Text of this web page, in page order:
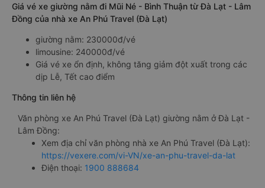
Giá vé xe giường nằm đi Mũi Né - Bình Thuận từ Đà Lạt - Lâm
Đồng của nhà xe An Phú Travel (Đà Lạt)
giường nằm: 230000đ/vé
limousine: 240000đ/vé
Giá vé xe ổn định, không tăng giảm đột xuất trong các
dịp Lễ, Tết cao điểm
Thông tin liên hệ
Văn phòng xe An Phú Travel (Đà Lạt) giường nằm ở Đà Lạt -
Lâm Đồng:
Xem địa chỉ văn phòng nhà xe An Phú Travel (Đà Lạt):
https://vexere.com/vi-VN/xe-an-phu-travel-da-lat
Điện thoại: 1900 888684